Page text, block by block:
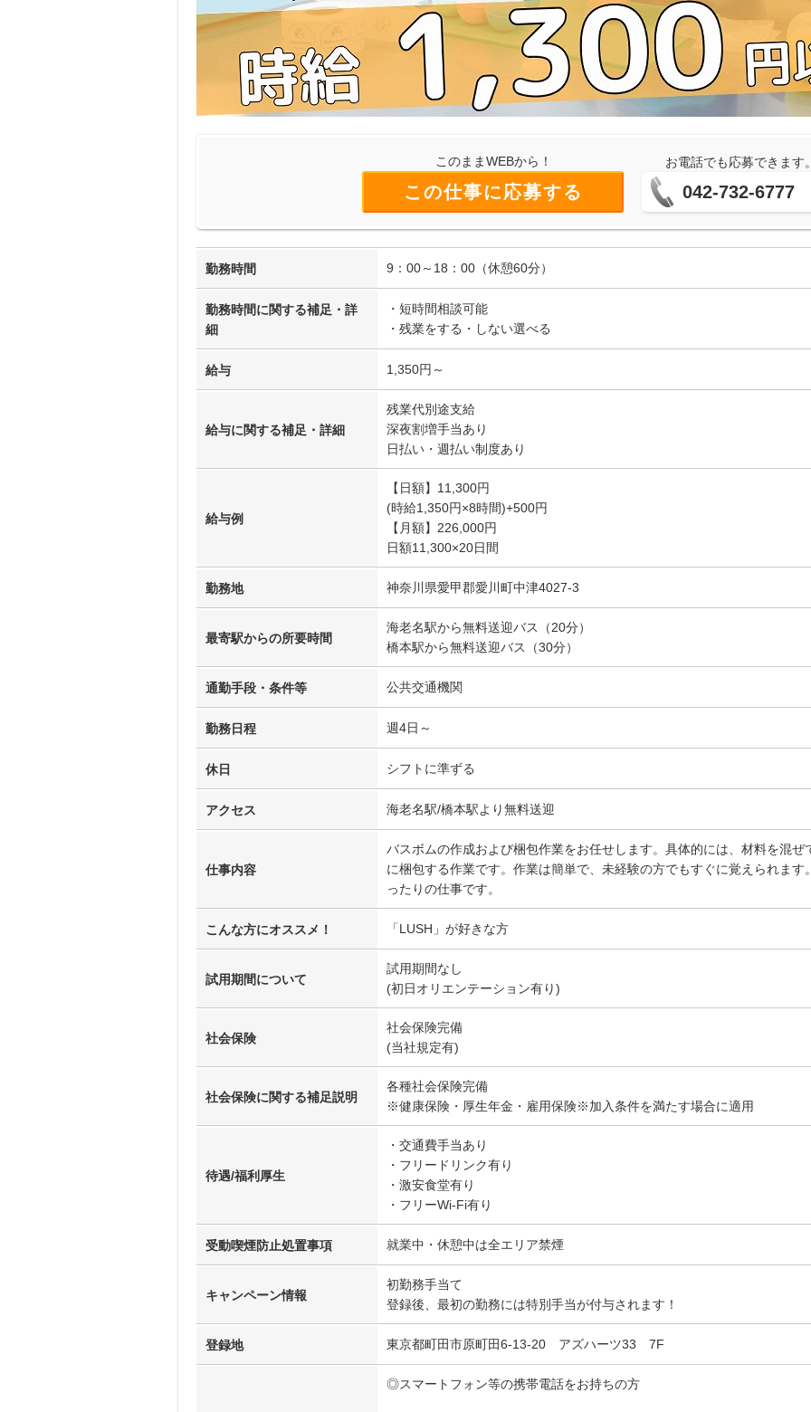
このままWEBから！
この仕事に応募する
お電話でも応募できます
042-732-6777
勤務時間 9：00～18：00（休憩60分）
勤務時間に関する補足・詳
細
・短時間相談可能
・残業をする・しない選べる
給与 1,350円～
給与に関する補足・詳細
残業代別途支給
深夜割増手当あり
日払い・週払い制度あり
給与例
【日額】11,300円
(時給1,350円×8時間)+500円
【月額】226,000円
日額11,300×20日間
勤務地 神奈川県愛甲郡愛川町中津4027-3
最寄駅からの所要時間
海老名駅から無料送迎バス（20分）
橋本駅から無料送迎バス（30分）
通勤手段・条件等 公共交通機関
勤務日程 週4日～
休日 シフトに準ずる
アクセス 海老名駅/橋本駅より無料送迎
仕事内容
バスボムの作成および梱包作業をお任せします。具体的には、材料を混
に梱包する作業です。作業は簡単で、未経験の方でもすぐに覚えられま
ったりの仕事です。
こんな方にオススメ！ 「LUSH」が好きな方
試用期間について
試用期間なし
(初日オリエンテーション有り)
社会保険
社会保険完備
(当社規定有)
社会保険に関する補足説明
各種社会保険完備
※健康保険・厚生年金・雇用保険※加入条件を満たす場合に適用
待遇/福利厚生
・交通費手当あり
・フリードリンク有り
・激安食堂有り
・フリーWi-Fi有り
受動喫煙防止処置事項 就業中・休憩中は全エリア禁煙
キャンペーン情報
初勤務手当て
登録後、最初の勤務には特別手当が付与されます！
登録地 東京都町田市原町田6-13-20 アズハーツ33 7F
◎スマートフォン等の携帯電話をお持ちの方